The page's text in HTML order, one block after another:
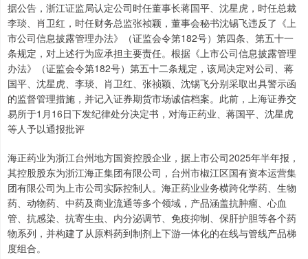
据公告，浙江证监局认定公司时任董事长蒋国平、沈星虎，时任总裁
李琰、肖卫红，时任财务总监张祯颖，董事会秘书沈锡飞违反了《上
市公司信息披露管理办法》（证监会令第182号）第四条、第五十一
条规定，对上述行为应承担主要责任。根据《上市公司信息披露管理
办法》（证监会令第182号）第五十二条规定，该局决定对公司、蒋
国平、沈星虎、李琰、肖卫红、张祯颖、沈锡飞分别采取出具警示函
的监督管理措施，并记入证券期货市场诚信档案。此前，上海证券交
易所于1月16日下发纪律处分决定书，对海正药业、蒋国平、沈星虎
等人予以通报批评
海正药业为浙江台州地方国资控股企业，据上市公司2025年半年报，
其控股股东为浙江海正集团有限公司，台州市椒江区国有资本运营集
团有限公司为上市公司实际控制人。海正药业业务横跨化学药、生物
药、动物药、中药及商业流通等多个领域，产品涵盖抗肿瘤、心血
管、抗感染、抗寄生虫、内分泌调节、免疫抑制、保肝护胆等各个药
物系列，并构建了从原料药到制剂上下游一体化的在线与管线产品梯
度组合。